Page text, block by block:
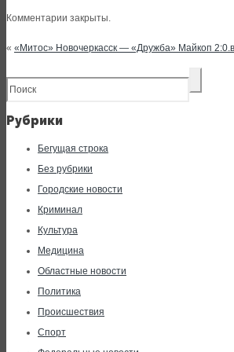
Комментарии закрыты.
« «Митос» Новочеркасск — «Дружба» Майкоп
Рубрики
Бегущая строка
Без рубрики
Городские новости
Криминал
Культура
Медицина
Областные новости
Политика
Происшествия
Спорт